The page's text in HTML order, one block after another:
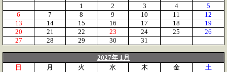
1
2 3 4
5
6
7 8 9 10 11
12
13
14 15 16 17 18
19
20
21 22 23 24 25
26
27
28 29 30 31
2027年 1月
日
月 火 水 木 金
土